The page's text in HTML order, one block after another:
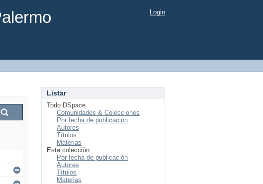
Login
Listar
Todo DSpace
Comunidades & Colecciones
Por fecha de publicación
Autores
Títulos
Materias
Esta colección
Por fecha de publicación
Autores
Títulos
Materias